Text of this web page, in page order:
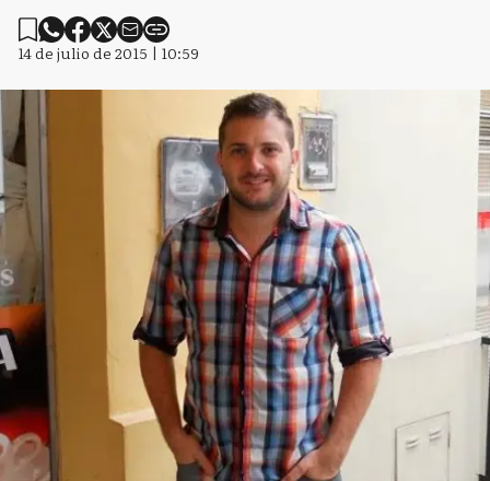
14 de julio de 2015 | 10:59